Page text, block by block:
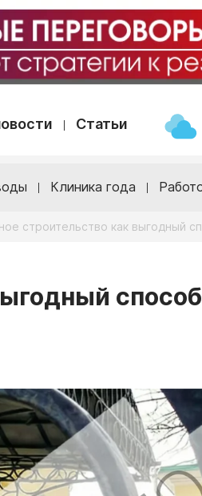
Статьи
Клиника года
строительство как выгодный
способ